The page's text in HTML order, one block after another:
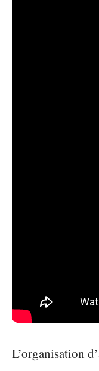
L’organisation